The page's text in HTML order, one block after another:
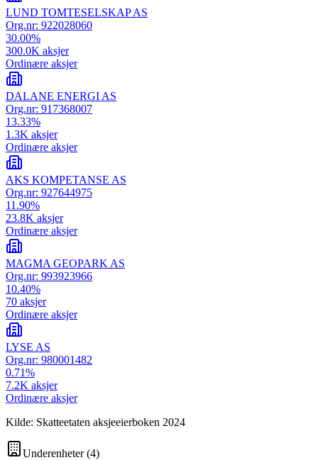
LUND TOMTESELSKAP AS
Org.nr: 922028060
30.00%
300.0K aksjer
Ordinære aksjer
DALANE ENERGI AS
Org.nr: 917368007
13.33%
1.3K aksjer
Ordinære aksjer
AKS KOMPETANSE AS
Org.nr: 927644975
11.90%
23.8K aksjer
Ordinære aksjer
MAGMA GEOPARK AS
Org.nr: 993923966
10.40%
70 aksjer
Ordinære aksjer
LYSE AS
Org.nr: 980001482
0.71%
7.2K aksjer
Ordinære aksjer
Kilde: Skatteetaten aksjeeierboken 2024
Underenheter(4)